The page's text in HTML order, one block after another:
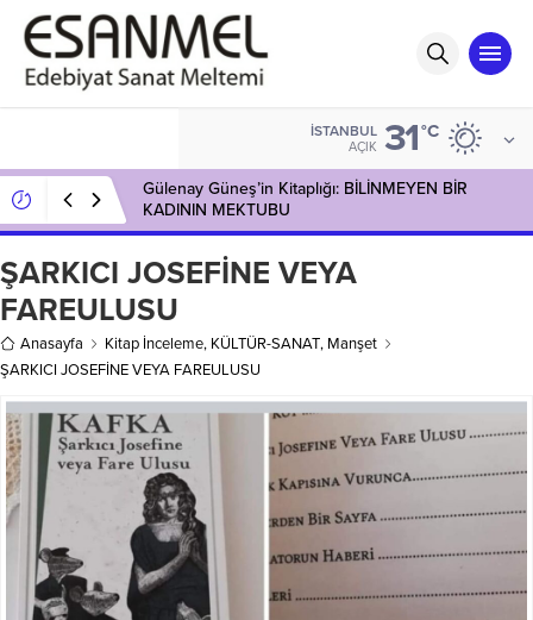
İSTANBUL
AÇIK 31°C
Gülenay Güneş’in Kitaplığı: BİLİNMEYEN BİR
KADININ MEKTUBU
ŞARKICI JOSEFİNE VEYA
FAREULUSU
Anasayfa Kitap İnceleme, KÜLTÜR-SANAT, Manşet
ŞARKICI JOSEFİNE VEYA FAREULUSU